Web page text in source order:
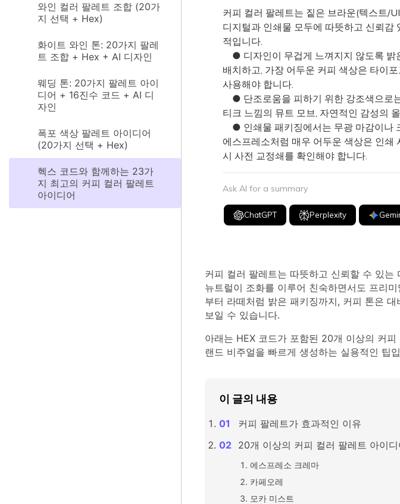
와인 컬러 팔레트 조합 (20가
지 선택 + Hex)
화이트 와인 톤: 20가지 팔레
트 조합 + Hex + AI 디자인
웨딩 톤: 20가지 팔레트 아이
디어 + 16진수 코드 + AI 디
자인
폭포 색상 팔레트 아이디어
(20가지 선택 + Hex)
헥스 코드와 함께하는 23가
지 최고의 커피 컬러 팔레트
아이디어
커피 컬러 팔레트는 짙은 브라운(텍스트/
디지털과 인쇄물 모두에 따뜻하고 신뢰
적입니다.
● 디자인이 무겁게 느껴지지 않도록 밝
배치하고, 가장 어두운 커피 색상은 타이
사용해야 합니다.
● 단조로움을 피하기 위한 강조색으로
티크 느낌의 뮤트 모브, 자연적인 감성의
● 인쇄물 패키징에서는 무광 마감이나
에스프레소처럼 매우 어두운 색상은 인쇄
시 사전 교정쇄를 확인해야 합니다.
Ask AI for a summary
ChatGPT Perplexity
커피 컬러 팔레트는 따뜻하고 신뢰할 수 있
뉴트럴이 조화를 이루어 친숙하면서도 프리
부터 라떼처럼 밝은 패키징까지, 커피 톤은
보일 수 있습니다.
아래는 HEX 코드가 포함된 20개 이상의 커
랜드 비주얼을 빠르게 생성하는 실용적인 팁
이 글의 내용
커피 팔레트가 효과적인 이유
20개 이상의 커피 컬러 팔레트 아이
에스프레소 크레마
카페오레
모카 미스트